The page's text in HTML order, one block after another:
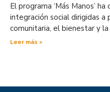
El programa ‘Más Manos’
integración social dirigidas a
comunitaria, el bienestar y
Leer más »